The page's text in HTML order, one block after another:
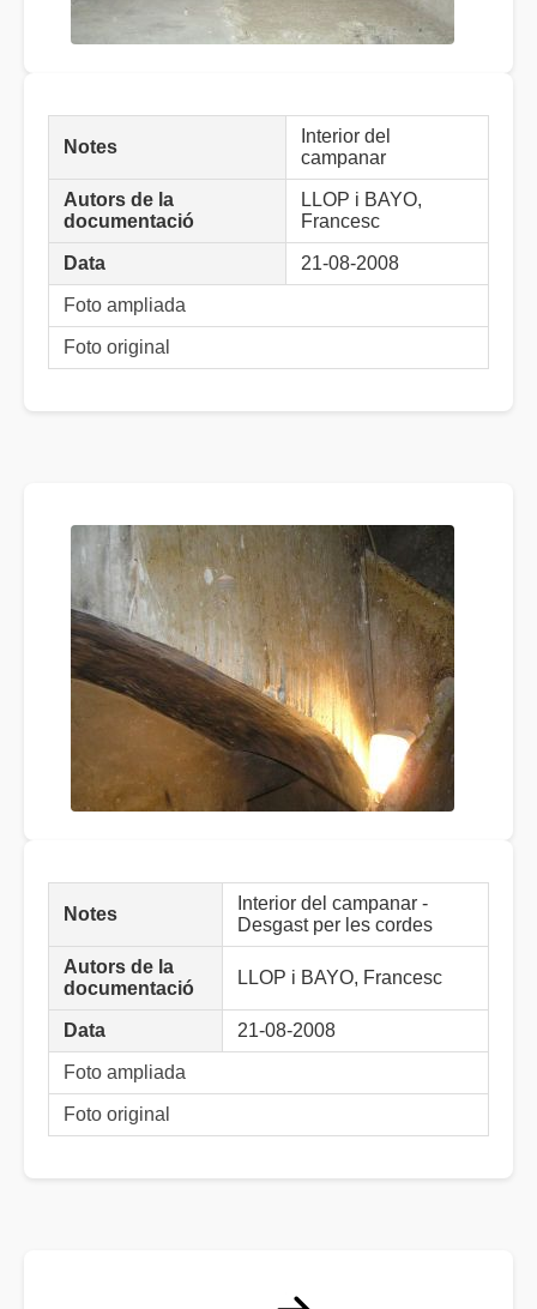
Notes
Interior del
campanar
Autors de la
documentació
LLOP i BAYO,
Francesc
Data 21-08-2008
Foto ampliada
Foto original
Notes
Interior del campanar -
Desgast per les cordes
Autors de la
documentació
LLOP i BAYO, Francesc
Data 21-08-2008
Foto ampliada
Foto original